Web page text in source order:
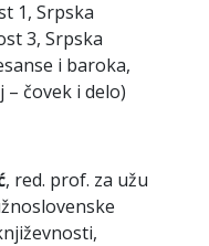
1, Srpska
3, Srpska
i baroka,
– čovek i delo)
, red. prof. za užu